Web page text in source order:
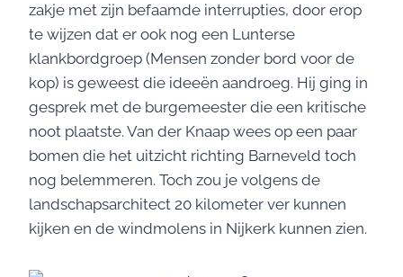
zakje met zijn befaamde interrupties, door erop
te wijzen dat er ook nog een Lunterse
klankbordgroep (Mensen zonder bord voor de
kop) is geweest die ideeën aandroeg. Hij ging in
gesprek met de burgemeester die een kritische
noot plaatste. Van der Knaap wees op een paar
bomen die het uitzicht richting Barneveld toch
nog belemmeren. Toch zou je volgens de
landschapsarchitect 20 kilometer ver kunnen
kijken en de windmolens in Nijkerk kunnen zien.